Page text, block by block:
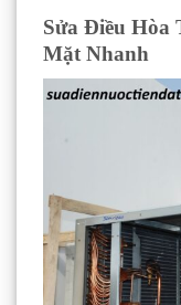
Sửa Điều Hòa
Mặt Nhanh